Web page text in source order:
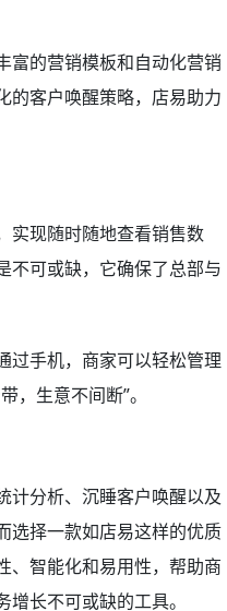
富的营销模板和自动化营销
的客户唤醒策略，店易助力
实现随时随地查看销售数
不可或缺，它确保了总部与
过手机，商家可以轻松管理
，生意不间断”。
计分析、沉睡客户唤醒以及
选择一款如店易这样的优质
、智能化和易用性，帮助商
长不可或缺的工具。